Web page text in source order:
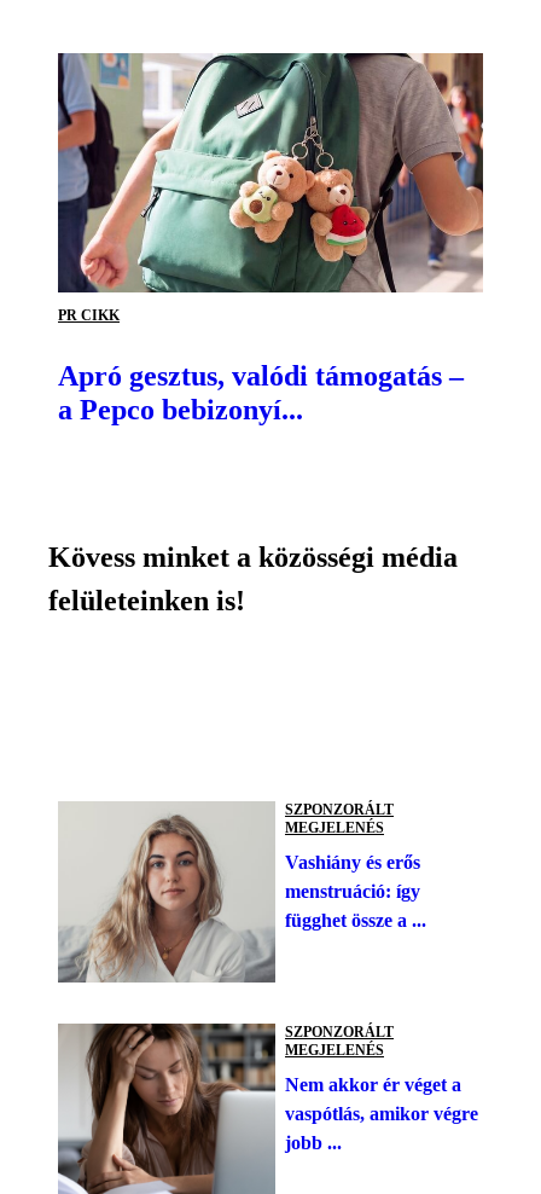
PR CIKK
Apró gesztus, valódi támogatás –
a Pepco bebizonyí...
Kövess minket a közösségi média
felületeinken is!
SZPONZORÁLT
MEGJELENÉS
Vashiány és erős
menstruáció: így
függhet össze a ...
SZPONZORÁLT
MEGJELENÉS
Nem akkor ér véget a
vaspótlás, amikor végre
jobb ...